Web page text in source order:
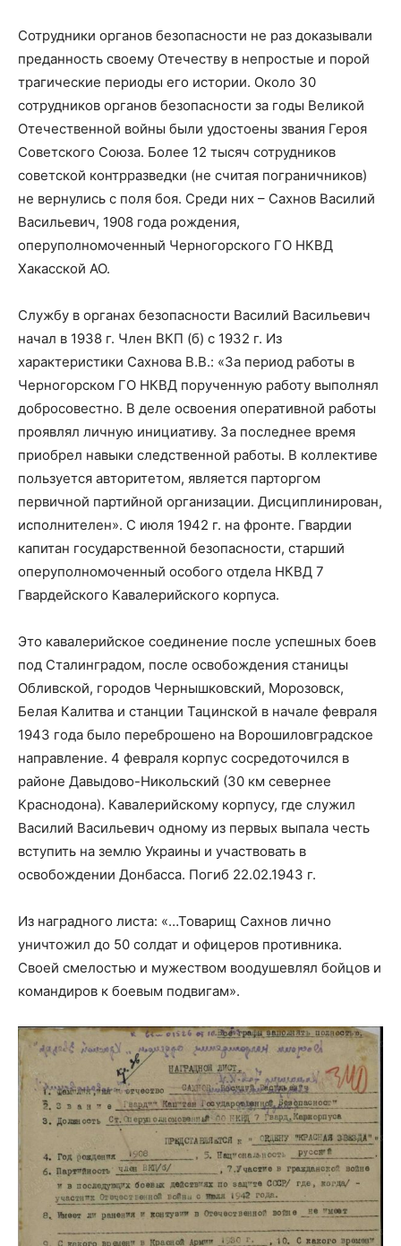
Сотрудники органов безопасности не раз доказывали
преданность своему Отечеству в непростые и порой
трагические периоды его истории. Около 30
сотрудников органов безопасности за годы Великой
Отечественной войны были удостоены звания Героя
Советского Союза. Более 12 тысяч сотрудников
советской контрразведки (не считая пограничников)
не вернулись с поля боя. Среди них – Сахнов Василий
Васильевич, 1908 года рождения,
оперуполномоченный Черногорского ГО НКВД
Хакасской АО.
Службу в органах безопасности Василий Васильевич
начал в 1938 г. Член ВКП (б) с 1932 г. Из
характеристики Сахнова В.В.: «За период работы в
Черногорском ГО НКВД порученную работу выполнял
добросовестно. В деле освоения оперативной работы
проявлял личную инициативу. За последнее время
приобрел навыки следственной работы. В коллективе
пользуется авторитетом, является парторгом
первичной партийной организации. Дисциплинирован,
исполнителен». С июля 1942 г. на фронте. Гвардии
капитан государственной безопасности, старший
оперуполномоченный особого отдела НКВД 7
Гвардейского Кавалерийского корпуса.
Это кавалерийское соединение после успешных боев
под Сталинградом, после освобождения станицы
Обливской, городов Чернышковский, Морозовск,
Белая Калитва и станции Тацинской в начале февраля
1943 года было переброшено на Ворошиловградское
направление. 4 февраля корпус сосредоточился в
районе Давыдово-Никольский (30 км севернее
Краснодона). Кавалерийскому корпусу, где служил
Василий Васильевич одному из первых выпала честь
вступить на землю Украины и участвовать в
освобождении Донбасса. Погиб 22.02.1943 г.
Из наградного листа: «…Товарищ Сахнов лично
уничтожил до 50 солдат и офицеров противника.
Своей смелостью и мужеством воодушевлял бойцов и
командиров к боевым подвигам».